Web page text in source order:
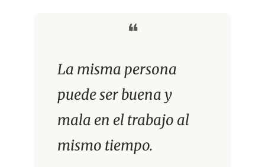
❝
La misma persona
puede ser buena y
mala en el trabajo al
mismo tiempo.